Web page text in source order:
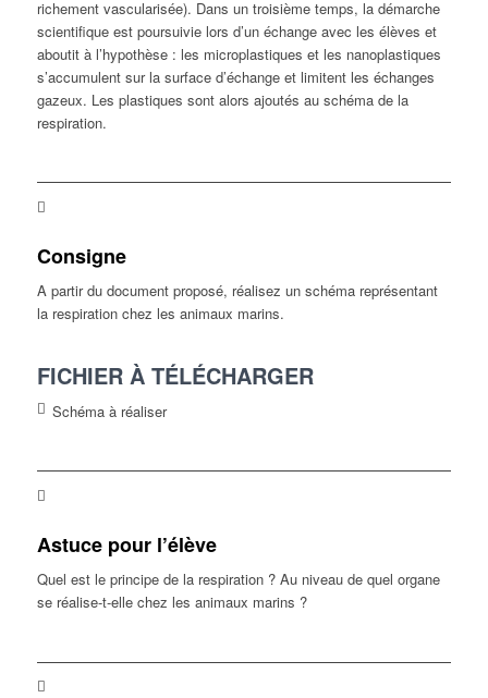
richement vascularisée). Dans un troisième temps, la démarche
scientifique est poursuivie lors d’un échange avec les élèves et
aboutit à l’hypothèse : les microplastiques et les nanoplastiques
s’accumulent sur la surface d’échange et limitent les échanges
gazeux. Les plastiques sont alors ajoutés au schéma de la
respiration.
Consigne
A partir du document proposé, réalisez un schéma représentant
la respiration chez les animaux marins.
FICHIER À TÉLÉCHARGER
Schéma à réaliser
Astuce pour l’élève
Quel est le principe de la respiration ? Au niveau de quel organe
se réalise-t-elle chez les animaux marins ?